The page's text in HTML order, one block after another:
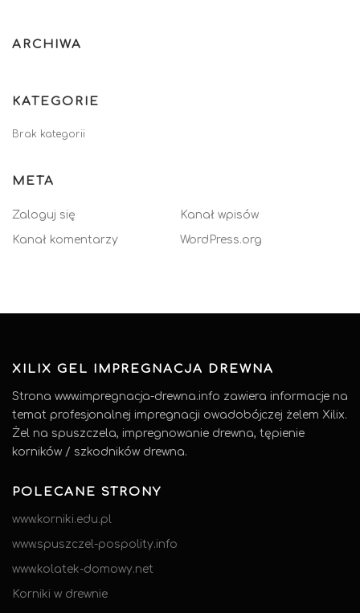
ARCHIWA
KATEGORIE
Brak kategorii
META
Zaloguj się Kanał wpisów
Kanał komentarzy WordPress.org
XILIX GEL IMPREGNACJA DREWNA
Strona www.impregnacja-drewna.info zawiera informacje na
temat profesjonalnej impregnacji owadobójczej żelem Xilix.
Żel na spuszczela, impregnowanie drewna, tępienie
korników / szkodników drewna.
POLECANE STRONY
www.korniki.edu.pl
www.spuszczel-pospolity.info
www.kolatek-domowy.net
Korniki w drewnie